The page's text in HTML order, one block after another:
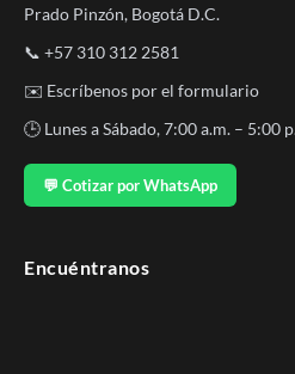
Prado Pinzón, Bogotá D.C.
📞 +57 310 312 2581
✉️ Escríbenos por el formulario
🕒 Lunes a Sábado, 7:00 a.m. – 5:00
💬 Cotizar por WhatsApp
Encuéntranos